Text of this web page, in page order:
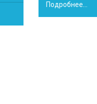
Подробнее...